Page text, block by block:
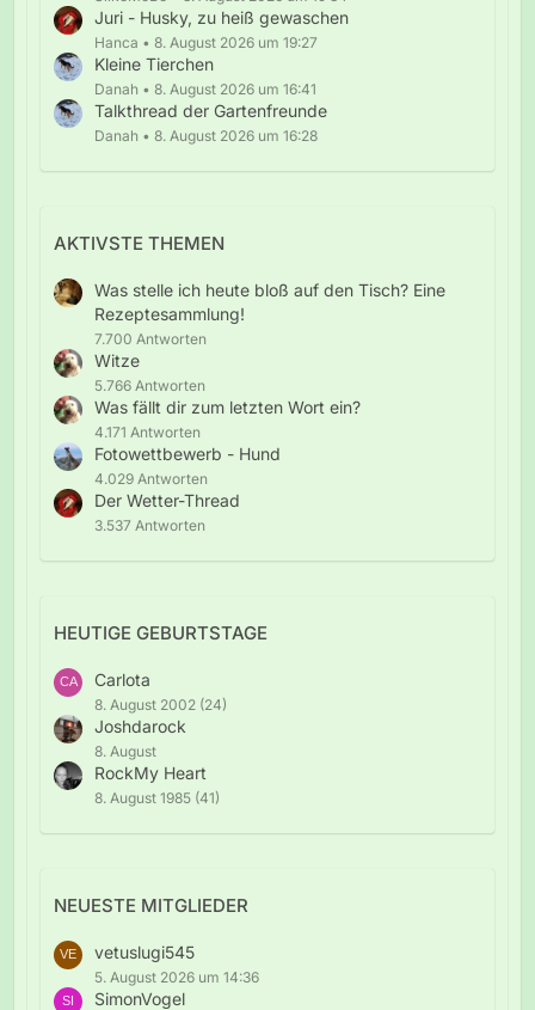
Juri - Husky, zu heiß gewaschen
Hanca 8. August 2026 um 19:27
Kleine Tierchen
Danah 8. August 2026 um 16:41
Talkthread der Gartenfreunde
Danah 8. August 2026 um 16:28
AKTIVSTE THEMEN
Was stelle ich heute bloß auf den Tisch? Eine
Rezeptesammlung!
7.700 Antworten
Witze
5.766 Antworten
Was fällt dir zum letzten Wort ein?
4.171 Antworten
Fotowettbewerb - Hund
4.029 Antworten
Der Wetter-Thread
3.537 Antworten
HEUTIGE GEBURTSTAGE
Carlota
8. August 2002 (24)
Joshdarock
8. August
RockMy Heart
8. August 1985 (41)
NEUESTE MITGLIEDER
vetuslugi545
5. August 2026 um 14:36
SimonVogel